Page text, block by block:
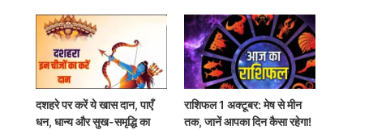
दशहरे पर करें ये खास दान, पाएँ
धन, धान्य और सुख-समृद्धि का
राशिफल 1 अक्टूबर: मेष से मीन
तक, जानें आपका दिन कैसा रहेगा!